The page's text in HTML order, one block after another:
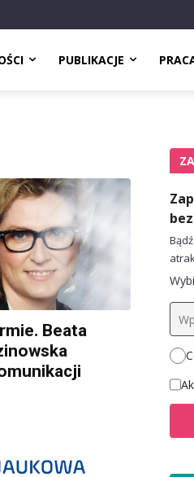
PUBLIKACJE
Beata